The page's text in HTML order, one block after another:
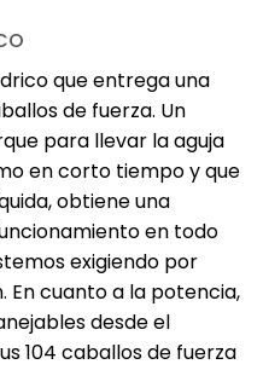
que entrega una
de fuerza. Un
para llevar la aguja
en corto tiempo y que
obtiene una
en todo
exigiendo por
En cuanto a la potencia,
desde el
104 caballos de fuerza